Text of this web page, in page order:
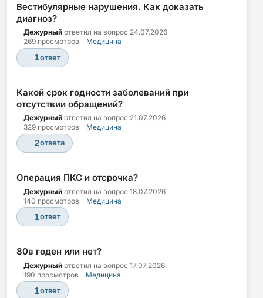
Вестибулярные нарушения. Как доказать
диагноз?
Дежурный ответил на вопрос 24.07.2026
269 просмотров
Медицина
1ответ
Какой срок годности заболеваний при
отсутствии обращений?
Дежурный ответил на вопрос 21.07.2026
329 просмотров
Медицина
2ответа
Операция ПКС и отсрочка?
Дежурный ответил на вопрос 18.07.2026
140 просмотров
Медицина
1ответ
80в годен или нет?
Дежурный ответил на вопрос 17.07.2026
190 просмотров
Медицина
1ответ